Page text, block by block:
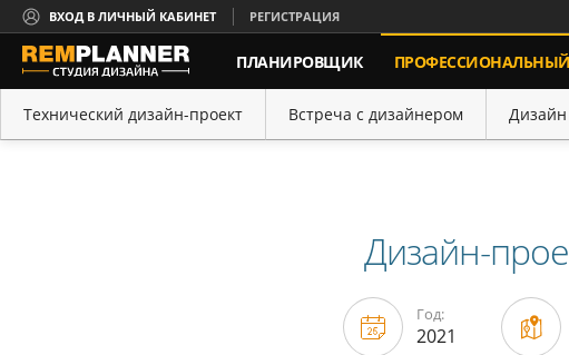
ВХОД В ЛИЧНЫЙ КАБИНЕТ РЕГИСТРАЦИЯ
ПЛАНИРОВЩИК ПРОФЕССИОНАЛЬНЫЙ
Технический дизайн-проект Встреча с дизайнером
Дизайн-
Год:
2021